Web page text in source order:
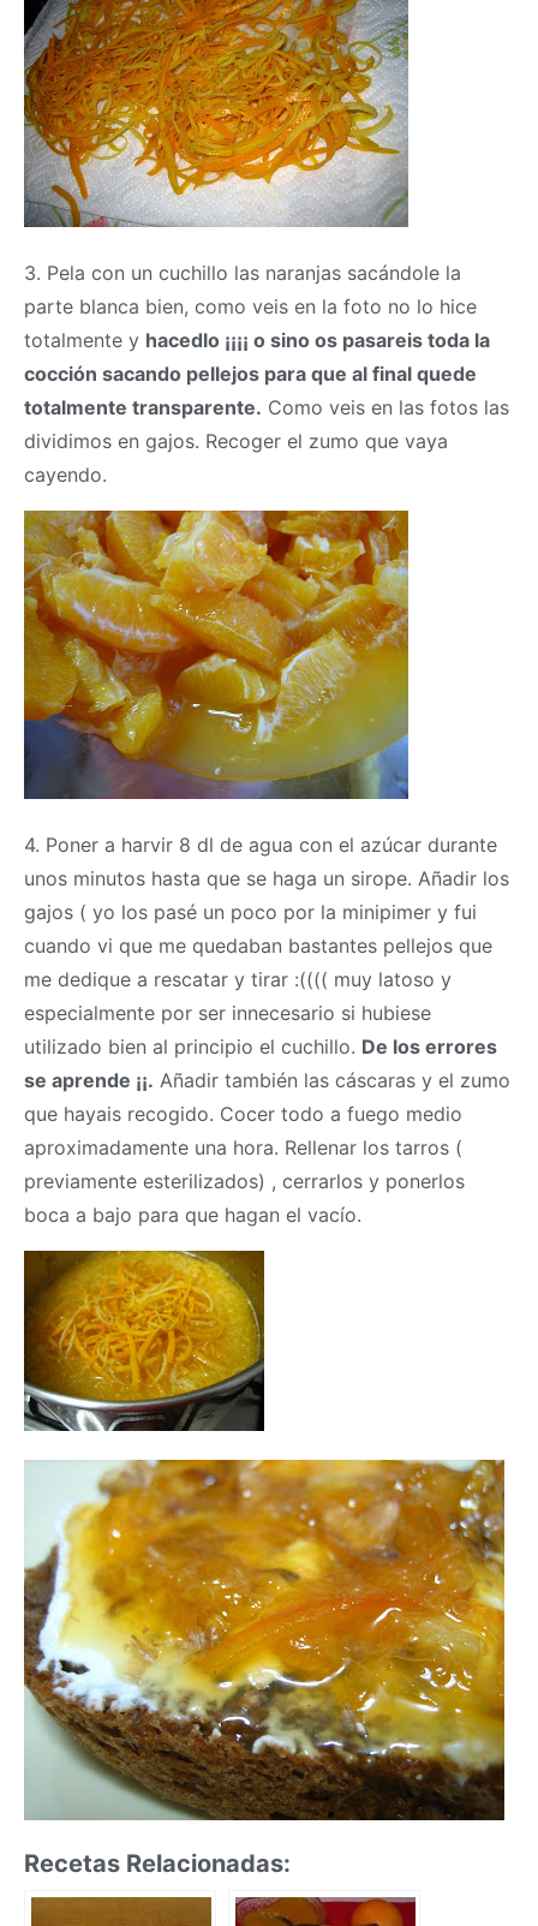
3. Pela con un cuchillo las naranjas sacándole la
parte blanca bien, como veis en la foto no lo hice
totalmente y hacedlo ¡¡¡¡ o sino os pasareis toda la
cocción sacando pellejos para que al final quede
totalmente transparente. Como veis en las fotos las
dividimos en gajos. Recoger el zumo que vaya
cayendo.
4. Poner a harvir 8 dl de agua con el azúcar durante
unos minutos hasta que se haga un sirope. Añadir los
gajos ( yo los pasé un poco por la minipimer y fui
cuando vi que me quedaban bastantes pellejos que
me dedique a rescatar y tirar :(((( muy latoso y
especialmente por ser innecesario si hubiese
utilizado bien al principio el cuchillo. De los errores
se aprende ¡¡. Añadir también las cáscaras y el zumo
que hayais recogido. Cocer todo a fuego medio
aproximadamente una hora. Rellenar los tarros (
previamente esterilizados) , cerrarlos y ponerlos
boca a bajo para que hagan el vacío.
Recetas Relacionadas: